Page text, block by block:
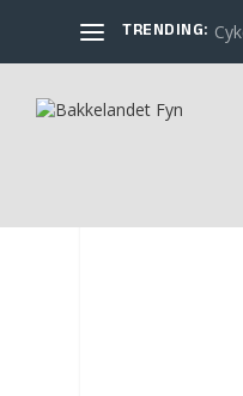
TRENDING: